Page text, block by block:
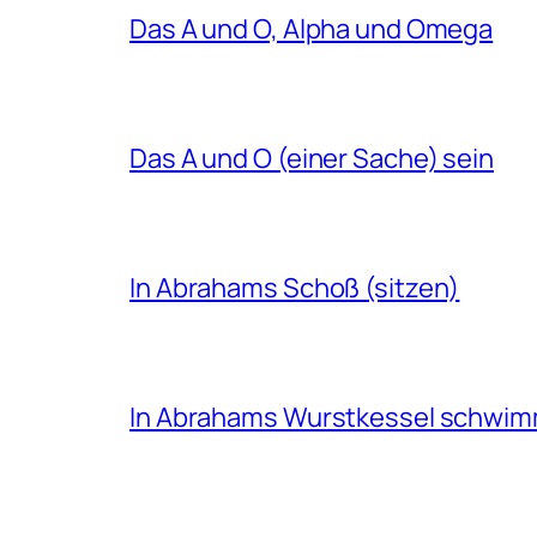
Das A und O, Alpha und Omega
Das A und O (einer Sache) sein
In Abrahams Schoß (sitzen)
In Abrahams Wurstkessel